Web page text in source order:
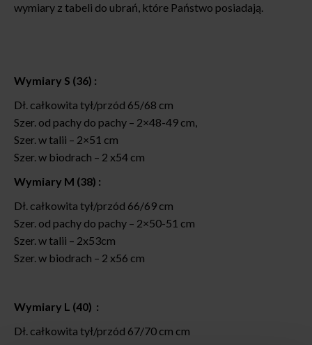
wymiary z tabeli do ubrań, które Państwo posiadają.
Wymiary S (36) :
Dł. całkowita tył/przód 65/68 cm
Szer. od pachy do pachy – 2×48-49 cm,
Szer. w talii – 2×51 cm
Szer. w biodrach – 2 x54 cm
Wymiary M (38) :
Dł. całkowita tył/przód 66/69 cm
Szer. od pachy do pachy – 2×50-51 cm
Szer. w talii – 2x53cm
Szer. w biodrach – 2 x56 cm
Wymiary L (40) :
Dł. całkowita tył/przód 67/70 cm cm